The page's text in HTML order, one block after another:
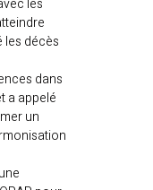
les
les décès
dans
a appelé
un